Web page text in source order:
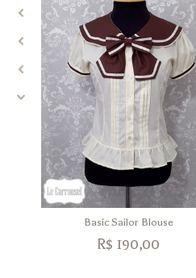
2
2
2
4
Basic Sailor Blouse
R$ 190,00